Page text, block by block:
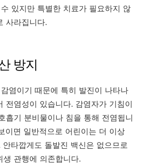
있지만 특별한 치료가 필요하지 않
사라집니다.
방지
염이기 때문에 특히 발진이 나타나
전염성이 있습니다. 감염자가 기침이
흡기 분비물이나 침을 통해 전염됩니
이면 일반적으로 어린이는 더 이상
타깝게도 돌발진 백신은 없으므로
관행에 의존합니다.